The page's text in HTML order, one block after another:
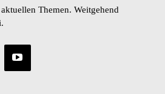
Themen. Weitgehend